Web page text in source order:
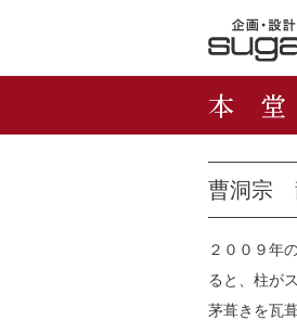
本 堂
曹洞宗
２００９年
ると、柱が
茅葺きを瓦